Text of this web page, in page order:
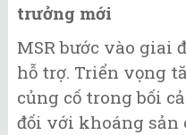
trưởng mới
MSR bước vào giai
hỗ trợ. Triển vọng
củng cố trong bối
đối với khoáng